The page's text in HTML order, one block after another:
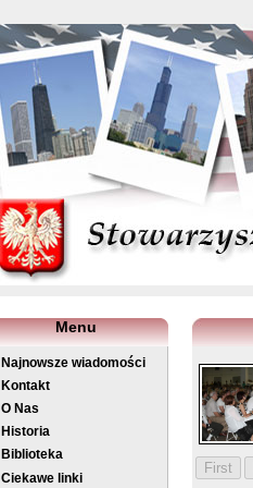
Menu
Najnowsze wiadomości
Kontakt
O Nas
Historia
Biblioteka
Ciekawe linki